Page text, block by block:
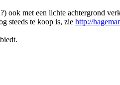
ook met een lichte achtergrond
steeds te koop is, zie http://